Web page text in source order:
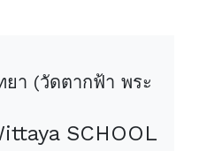
ยา (วัดตากฟ้า พระ
SCHOOL